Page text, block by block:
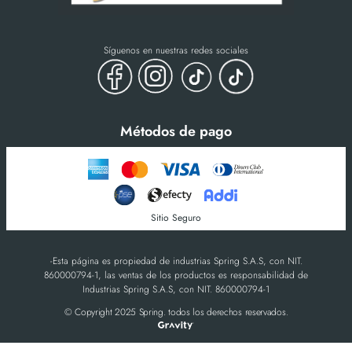
Síguenos en nuestras redes sociales
Métodos de pago
Sitio Seguro
-Esta página es propiedad de industrias Spring S.A.S, con NIT.
860000794-1, las ventas de los productos es responsabilidad de
Industrias Spring S.A.S, con NIT. 860000794-1
© Copyright 2025 Spring. todos los derechos reservados.